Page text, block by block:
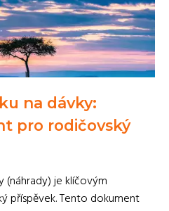
na dávky:
pro rodičovský
(náhrady) je klíčovým
příspěvek. Tento dokument